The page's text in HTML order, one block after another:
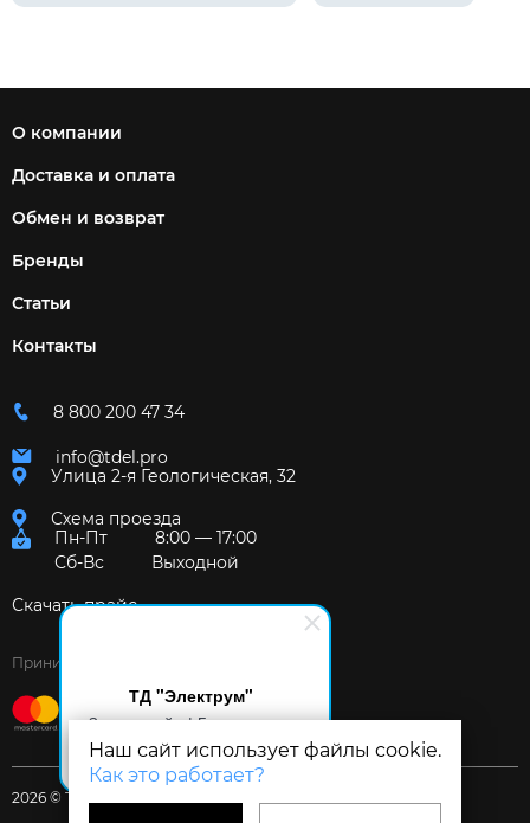
ТД "Электрум"
Здравствуйте! Готов помочь
вам. Напишите мне, если у
вас появятся вопросы.
Наш сайт использует файлы cookie.
Как это работает?
О компании
Доставка и оплата
Обмен и возврат
Бренды
Статьи
Контакты
8 800 200 47 34
info@tdel.pro
Улица 2-я Геологическая, 32
Схема проезда
Пн-Пт
8:00 — 17:00
Сб-Вс
Выходной
Скачать прайс
Принимаем к оплате:
2026 © Торговый дом «Электрум»